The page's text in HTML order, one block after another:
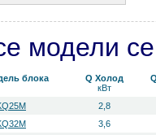
модели
блока
Q Холод
кВт
2,8
3,6